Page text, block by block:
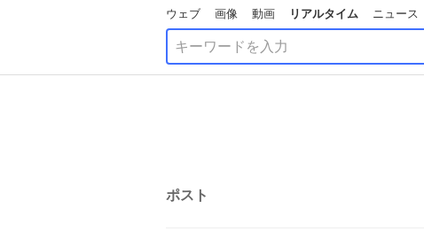
ウェブ 画像 動画 リアルタイム ニュース
ポスト